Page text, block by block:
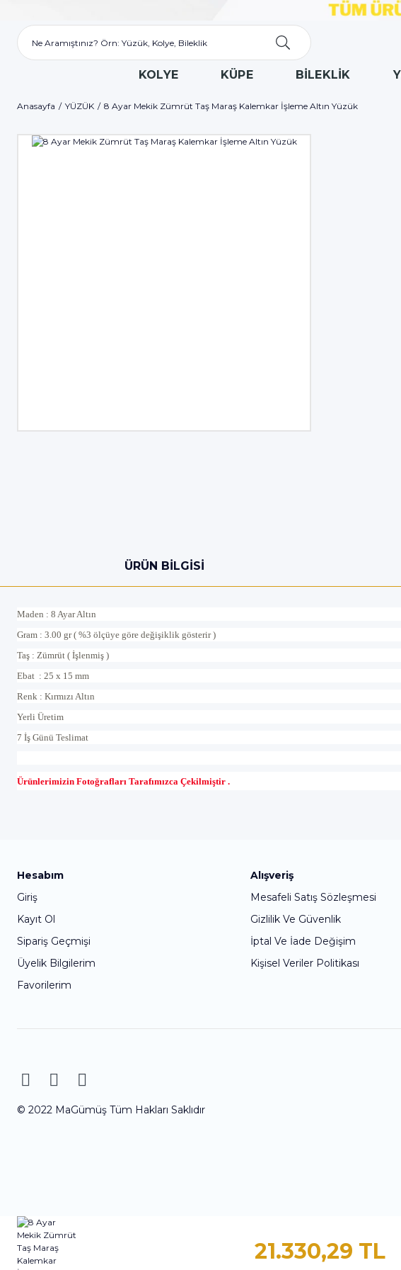
KOLYE KÜPE BİLEKLİK
Anasayfa YÜZÜK 8 Ayar Mekik Zümrüt Taş Maraş Kalemkar İşleme Altın Yüzük
ÜRÜN BILGISI
Maden : 8 Ayar Altın
Gram : 3.00 gr ( %3 ölçüye göre değişiklik gösterir )
Taş : Zümrüt ( İşlenmiş )
Ebat : 25 x 15 mm
Renk : Kırmızı Altın
Yerli Üretim
7 İş Günü Teslimat
Ürünlerimizin Fotoğrafları Tarafımızca Çekilmiştir .
21.330,29 TL
Hesabım
Giriş
Kayıt Ol
Sipariş Geçmişi
Üyelik Bilgilerim
Favorilerim
Alışveriş
Mesafeli Satış Sözleşmesi
Gizlilik Ve Güvenlik
İptal Ve İade Değişim
Kişisel Veriler Politikası
© 2022 MaGümüş Tüm Hakları Saklıdır